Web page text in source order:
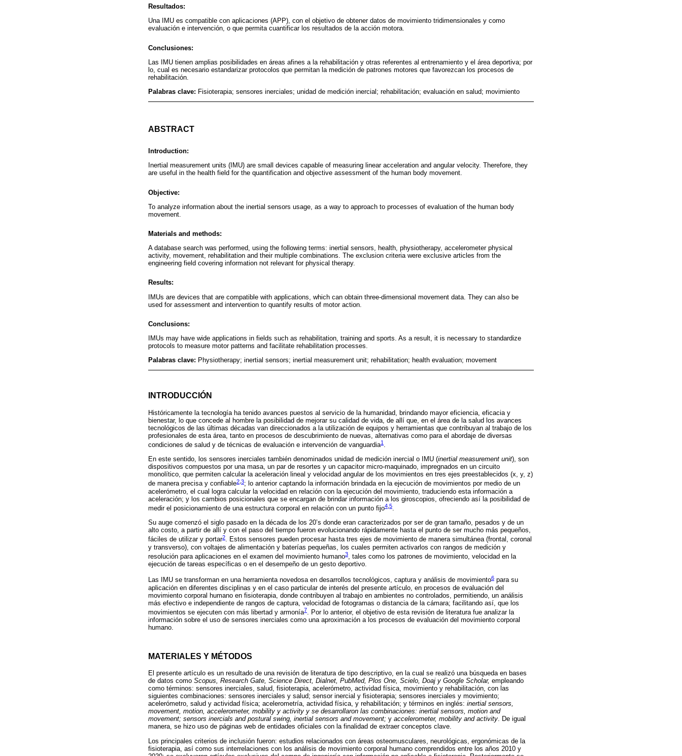
Resultados:
Una IMU es compatible con aplicaciones (APP), con el objetivo de obtener datos de movimiento tridimensionales y como
evaluación e intervención, o que permita cuantificar los resultados de la acción motora.
Conclusiones:
Las IMU tienen amplias posibilidades en áreas afines a la rehabilitación y otras referentes al entrenamiento y el área deportiva; por
lo, cual es necesario estandarizar protocolos que permitan la medición de patrones motores que favorezcan los procesos de
rehabilitación.
Palabras clave: Fisioterapia; sensores inerciales; unidad de medición inercial; rehabilitación; evaluación en salud; movimiento
ABSTRACT
Introduction:
Inertial measurement units (IMU) are small devices capable of measuring linear acceleration and angular velocity. Therefore, they
are useful in the health field for the quantification and objective assessment of the human body movement.
Objective:
To analyze information about the inertial sensors usage, as a way to approach to processes of evaluation of the human body
movement.
Materials and methods:
A database search was performed, using the following terms: inertial sensors, health, physiotherapy, accelerometer physical
activity, movement, rehabilitation and their multiple combinations. The exclusion criteria were exclusive articles from the
engineering field covering information not relevant for physical therapy.
Results:
IMUs are devices that are compatible with applications, which can obtain three-dimensional movement data. They can also be
used for assessment and intervention to quantify results of motor action.
Conclusions:
IMUs may have wide applications in fields such as rehabilitation, training and sports. As a result, it is necessary to standardize
protocols to measure motor patterns and facilitate rehabilitation processes.
Palabras clave: Physiotherapy; inertial sensors; inertial measurement unit; rehabilitation; health evaluation; movement
INTRODUCCIÓN
Históricamente la tecnología ha tenido avances puestos al servicio de la humanidad, brindando mayor eficiencia, eficacia y
bienestar, lo que concede al hombre la posibilidad de mejorar su calidad de vida, de allí que, en el área de la salud los avances
tecnológicos de las últimas décadas van direccionados a la utilización de equipos y herramientas que contribuyan al trabajo de los
profesionales de esta área, tanto en procesos de descubrimiento de nuevas, alternativas como para el abordaje de diversas
condiciones de salud y de técnicas de evaluación e intervención de vanguardia1 .
En este sentido, los sensores inerciales también denominados unidad de medición inercial o IMU (inertial measurement unit), son
dispositivos compuestos por una masa, un par de resortes y un capacitor micro-maquinado, impregnados en un circuito
monolítico, que permiten calcular la aceleración lineal y velocidad angular de los movimientos en tres ejes preestablecidos (x, y, z)
de manera precisa y confiable2 3; lo anterior captando la información brindada en la ejecución de movimientos por medio de un
acelerómetro, el cual logra calcular la velocidad en relación con la ejecución del movimiento, traduciendo esta información a
aceleración; y los cambios posicionales que se encargan de brindar información a los giroscopios, ofreciendo así la posibilidad de
medir el posicionamiento de una estructura corporal en relación con un punto fijo4 5.
Su auge comenzó el siglo pasado en la década de los 20’s donde eran caracterizados por ser de gran tamaño, pesados y de un
alto costo, a partir de allí y con el paso del tiempo fueron evolucionando rápidamente hasta el punto de ser mucho más pequeños,
fáciles de utilizar y portar2. Estos sensores pueden procesar hasta tres ejes de movimiento de manera simultánea (frontal, coronal
y transverso), con voltajes de alimentación y baterías pequeñas, los cuales permiten activarlos con rangos de medición y
resolución para aplicaciones en el examen del movimiento humano3, tales como los patrones de movimiento, velocidad en la
ejecución de tareas específicas o en el desempeño de un gesto deportivo.
Las IMU se transforman en una herramienta novedosa en desarrollos tecnológicos, captura y análisis de movimiento6 para su
aplicación en diferentes disciplinas y en el caso particular de interés del presente artículo, en procesos de evaluación del
movimiento corporal humano en fisioterapia, donde contribuyen al trabajo en ambientes no controlados, permitiendo, un análisis
más efectivo e independiente de rangos de captura, velocidad de fotogramas o distancia de la cámara; facilitando así, que los
movimientos se ejecuten con más libertad y armonía7. Por lo anterior, el objetivo de esta revisión de literatura fue analizar la
información sobre el uso de sensores inerciales como una aproximación a los procesos de evaluación del movimiento corporal
humano.
MATERIALES Y MÉTODOS
El presente artículo es un resultado de una revisión de literatura de tipo descriptivo, en la cual se realizó una búsqueda en bases
de datos como Scopus, Research Gate, Science Direct, Dialnet, PubMed, Plos One, Scielo, Doaj y Google Scholar, empleando
como términos: sensores inerciales, salud, fisioterapia, acelerómetro, actividad física, movimiento y rehabilitación, con las
siguientes combinaciones: sensores inerciales y salud; sensor inercial y fisioterapia; sensores inerciales y movimiento;
acelerómetro, salud y actividad física; acelerometría, actividad física, y rehabilitación; y términos en inglés: inertial sensors,
movement, motion, accelerometer, mobility y activity y se desarrollaron las combinaciones: inertial sensors, motion and
movement; sensors inercials and postural swing, inertial sensors and movement; y accelerometer, mobility and activity. De igual
manera, se hizo uso de páginas web de entidades oficiales con la finalidad de extraer conceptos clave.
Los principales criterios de inclusión fueron: estudios relacionados con áreas osteomusculares, neurológicas, ergonómicas de la
fisioterapia, así como sus interrelaciones con los análisis de movimiento corporal humano comprendidos entre los años 2010 y